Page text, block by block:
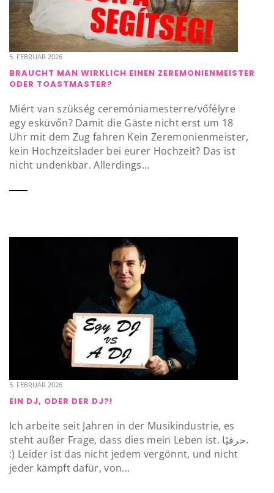
5. FEBRUAR 2026
BRAUCHT MAN WIRKLICH EINEN ZEREMONIENMEISTER
ODER TOASTMASTER?
Miért van szükség ceremóniamesterre/vőfélyre
egy esküvőn? Damit die Gäste nicht erst um 18
Uhr mit dem Zug fahren Kein Zeremonienmeister,
kein Hochzeitslader bei eurer Hochzeit? Das ist
nicht undenkbar. Allerdings...
5. FEBRUAR 2026
EIN DJ, ODER DER DJ?!
Ich arbeite seit Jahren in der Musikindustrie, es
steht außer Frage, dass dies mein Leben ist. حرفيًا.
:) Leider ist das nicht jedem vergönnt, und nicht
jeder kämpft dafür, von...